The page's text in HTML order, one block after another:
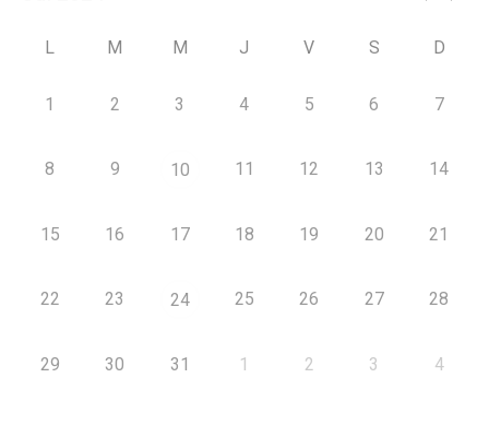
L M M J V S D
1 2 3 4 5 6 7
8 9 10 11 12 13 14
15 16 17 18 19 20 21
22 23 24 25 26 27 28
29 30 31 1 2 3 4